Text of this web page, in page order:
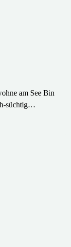
am See Bin
süchtig…